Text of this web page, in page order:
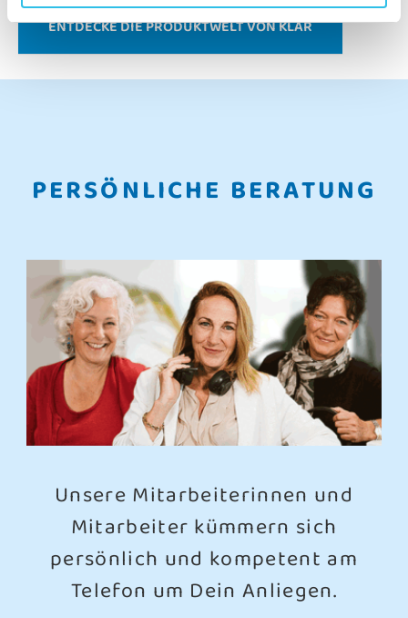
ENTDECKE DIE PRODUKTWELT VON KLAR
PERSÖNLICHE BERATUNG
Unsere Mitarbeiterinnen und
Mitarbeiter kümmern sich
persönlich und kompetent am
Telefon um Dein Anliegen.